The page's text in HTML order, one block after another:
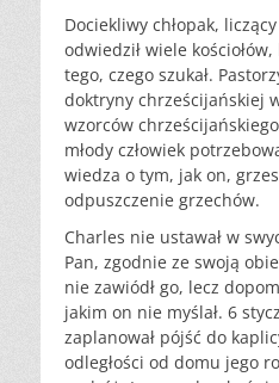
Dociekliwy chłopak,
odwiedził wiele
tego, czego szukał.
doktryny chrześcijańskiej
wzorców
młody człowiek
wiedza o tym, jak on,
odpuszczenie grzechów.
Charles nie ustawał w
Pan, zgodnie ze swoją
nie zawiódł go, lecz
jakim on nie myślał. 6
zaplanował pójść do
odległości od domu jego